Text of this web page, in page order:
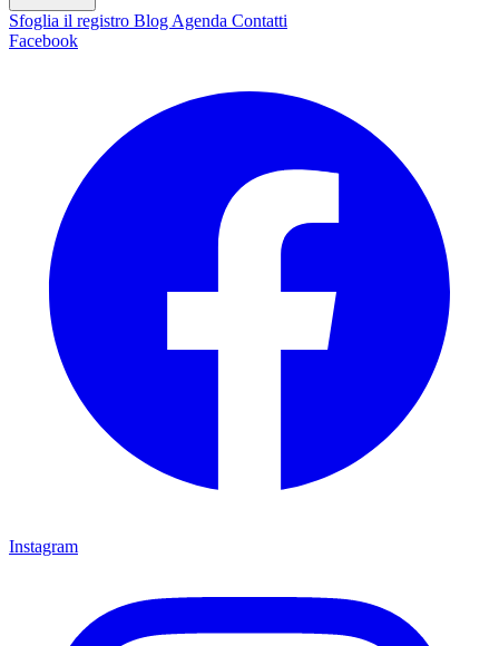
Sfoglia il registro Blog Agenda Contatti
Facebook
Instagram